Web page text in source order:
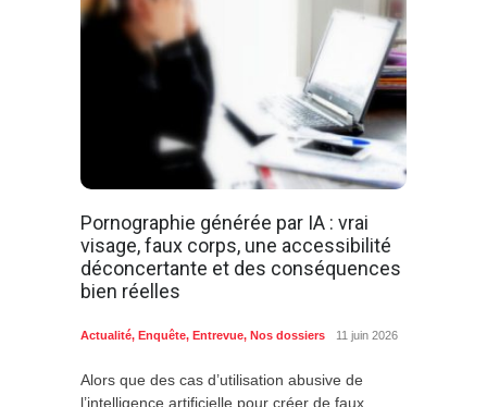
Pornographie générée par IA : vrai
visage, faux corps, une accessibilité
déconcertante et des conséquences
bien réelles
Actualité, Enquête, Entrevue, Nos dossiers 11 juin 2026
Alors que des cas d’utilisation abusive de
l’intelligence artificielle pour créer de faux